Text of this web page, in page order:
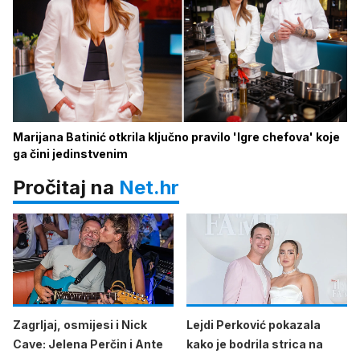
Marijana Batinić otkrila ključno pravilo 'Igre chefova' koje
ga čini jedinstvenim
Pročitaj na Net.hr
Zagrljaj, osmijesi i Nick
Cave: Jelena Perčin i Ante
Lejdi Perković pokazala
kako je bodrila strica na